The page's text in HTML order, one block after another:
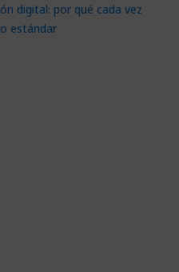
digital: por qué cada vez
estándar